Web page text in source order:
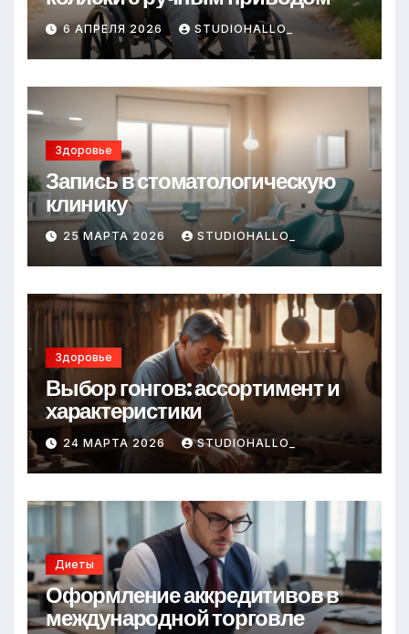
6 АПРЕЛЯ 2026 STUDIOHALLO_
Здоровье
Запись в стоматологическую
клинику
25 МАРТА 2026 STUDIOHALLO_
Здоровье
Выбор гонгов: ассортимент и
характеристики
24 МАРТА 2026 STUDIOHALLO_
Диеты
Оформление аккредитивов в
международной торговле